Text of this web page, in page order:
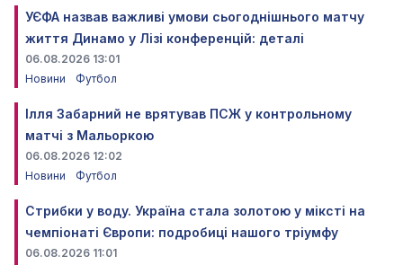
УЄФА назвав важливі умови сьогоднішнього матчу
життя Динамо у Лізі конференцій: деталі
06.08.2026 13:01
Новини
Футбол
Ілля Забарний не врятував ПСЖ у контрольному
матчі з Мальоркою
06.08.2026 12:02
Новини
Футбол
Стрибки у воду. Україна стала золотою у міксті на
чемпіонаті Європи: подробиці нашого тріумфу
06.08.2026 11:01